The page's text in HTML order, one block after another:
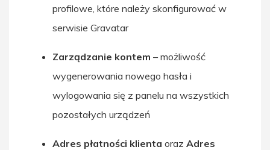
profilowe, które należy skonfigurować w
serwisie Gravatar
Zarządzanie kontem – możliwość
wygenerowania nowego hasła i
wylogowania się z panelu na wszystkich
pozostałych urządzeń
Adres płatności klienta oraz Adres